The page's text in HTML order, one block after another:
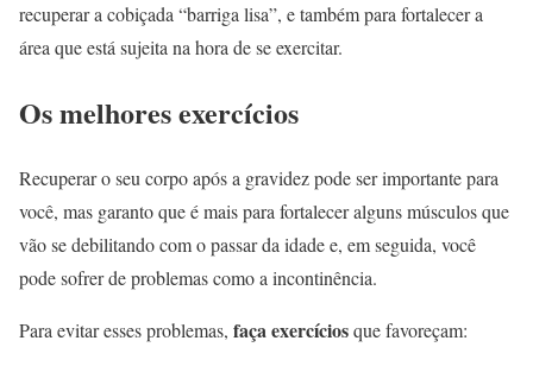
recuperar a cobiçada “barriga lisa”, e também para fortalecer a
área que está sujeita na hora de se exercitar.
Os melhores exercícios
Recuperar o seu corpo após a gravidez pode ser importante para
você, mas garanto que é mais para fortalecer alguns músculos que
vão se debilitando com o passar da idade e, em seguida, você
pode sofrer de problemas como a incontinência.
Para evitar esses problemas, faça exercíciosque favoreçam: